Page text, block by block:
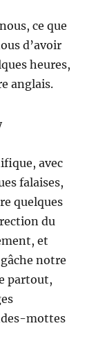
ce que
d’avoir
heures,
anglais.
avec
falaises,
quelques
du
et
notre
partout,
mottes